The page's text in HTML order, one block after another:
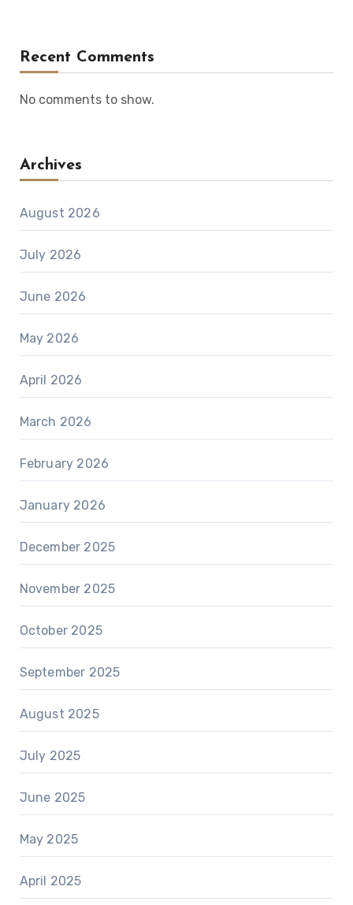
Recent Comments
No comments to show.
Archives
August 2026
July 2026
June 2026
May 2026
April 2026
March 2026
February 2026
January 2026
December 2025
November 2025
October 2025
September 2025
August 2025
July 2025
June 2025
May 2025
April 2025